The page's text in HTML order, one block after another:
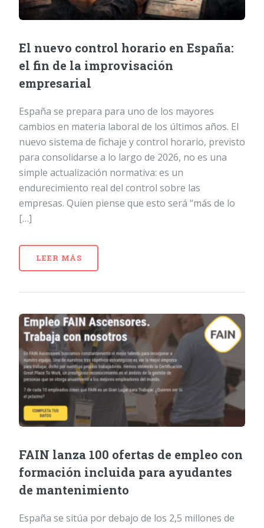
El nuevo control horario en España:
el fin de la improvisación
empresarial
España se prepara para uno de los mayores
cambios en materia laboral de los últimos años. El
nuevo sistema de fichaje y control horario, previsto
para consolidarse a lo largo de 2026, no es una
simple actualización normativa: es un
endurecimiento real del control sobre las
empresas. Quien piense que esto será “más de lo
[…]
LEER MÁS
FAIN lanza 100 ofertas de empleo con
formación incluida para ayudantes
de mantenimiento
España se sitúa por debajo de los 2,5 millones de